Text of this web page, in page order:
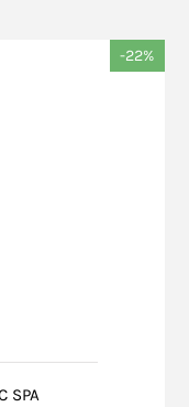
SPA
-22%